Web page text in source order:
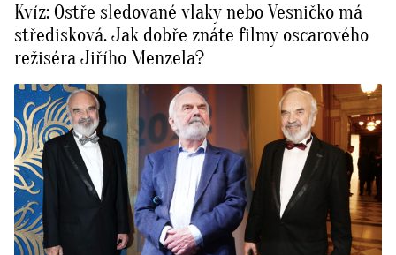
Kvíz: Ostře sledované vlaky nebo Vesničko má
středisková. Jak dobře znáte filmy oscarového
režiséra Jiřího Menzela?